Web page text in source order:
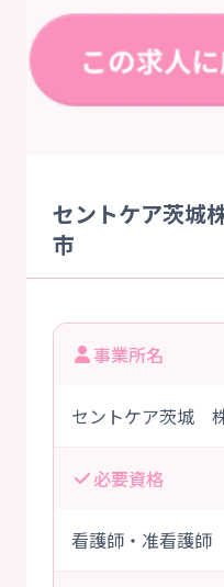
セントケア茨城
市
事業所名
セントケア茨城
必要資格
看護師・准看護師